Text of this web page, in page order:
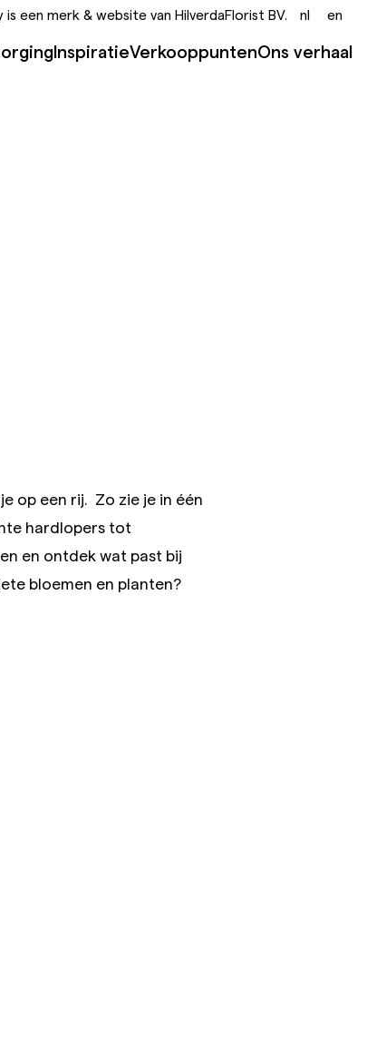
is een merk & website van HilverdaFlorist BV. nl en
InspiratieVerkooppuntenOns verhaal
op een rij. Zo zie je in één
hardlopers tot
en ontdek wat past bij
bloemen en planten?